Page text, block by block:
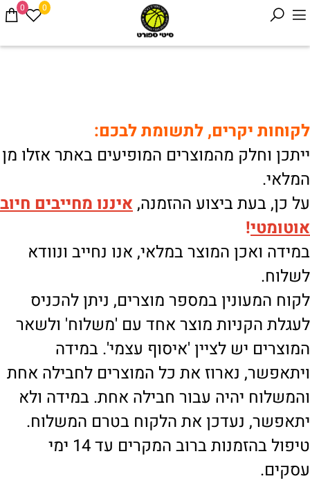
0 0
לקוחות יקרים, לתשומת לבכם:
ייתכן וחלק מהמוצרים המופיעים באתר אזלו מן
המלאי.
על כן, בעת ביצוע ההזמנה, איננו מחייבים חיוב
אוטומטי!
במידה ואכן המוצר במלאי, אנו נחייב ונוודא
לשלוח.
לקוח המעונין במספר מוצרים, ניתן להכניס
לעגלת הקניות מוצר אחד עם 'משלוח' ולשאר
המוצרים יש לציין 'איסוף עצמי'. במידה
ויתאפשר, נארוז את כל המוצרים לחבילה אחת
והמשלוח יהיה עבור חבילה אחת. במידה ולא
יתאפשר, נעדכן את הלקוח בטרם המשלוח.
טיפול בהזמנות ברוב המקרים עד 14 ימי
עסקים.